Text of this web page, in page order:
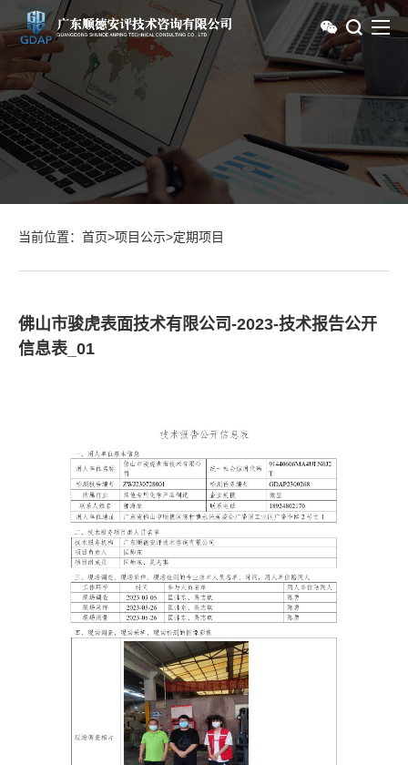
当前位置： 首页>项目公示>定期项目
佛山市骏虎表面技术有限公司-2023-技术报告公开
信息表_01